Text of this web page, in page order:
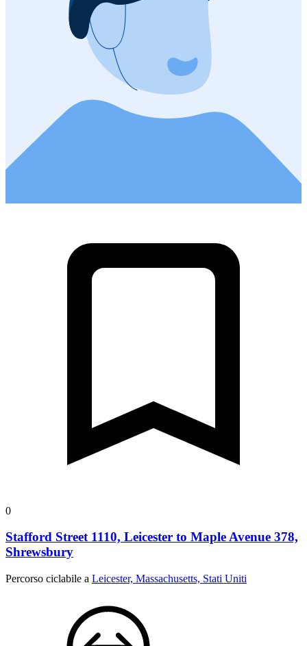
0
Stafford Street 1110, Leicester to Maple Avenue 378,
Shrewsbury
Percorso ciclabile a Leicester, Massachusetts, Stati Uniti